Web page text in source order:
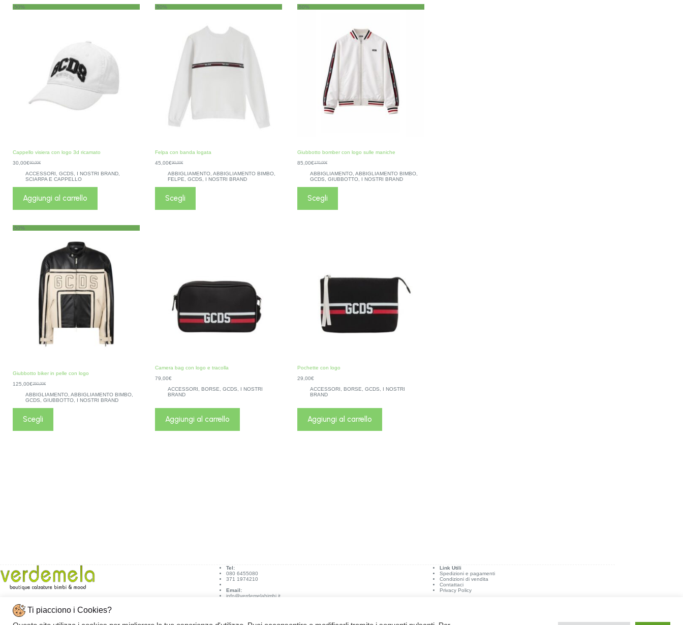
-50%
Cappello visiera con logo 3d ricamato
60,00€
30,00€
ACCESSORI
GCDS I NOSTRI BRAND
SCIARPA E CAPPELLO
Aggiungi al carrello
-50%
Felpa con banda logata
90,00€
45,00€
ABBIGLIAMENTO, ABBIGLIAMENTO BIMBO,
FELPE
GCDS I NOSTRI BRAND
Scegli
-50%
Giubbotto bomber con logo sulle maniche
170,00€
85,00€
ABBIGLIAMENTO, ABBIGLIAMENTO BIMBO,
GCDS
GIUBBOTTO, I NOSTRI BRAND
Scegli
-50%
Giubbotto biker in pelle con logo
250,00€
125,00€
ABBIGLIAMENTO ABBIGLIAMENTO BIMBO
GCDS
GIUBBOTTO I NOSTRI BRAND
Scegli
Camera bag con logo e tracolla
79,00€
ACCESSORI
BORSE GCDS
I NOSTRI
BRAND
Aggiungi al carrello
Pochette con logo
29,00€
ACCESSORI
BORSE GCDS
I NOSTRI
BRAND
Aggiungi al carrello
Indirizzo:
Tel:
080 6455080
371 1974210
Email:
info@verdemelabimbi.it
Link Utili
Spedizioni e pagamenti
Condizioni di vendita
Contattaci
Privacy Policy
Ti piacciono i Cookies?